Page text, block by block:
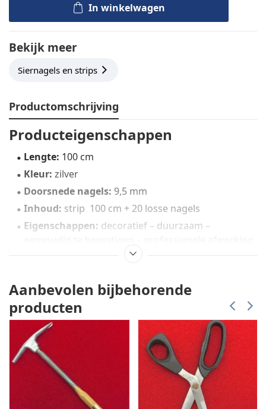
In winkelwagen
Bekijk meer
Siernagels en strips
Productomschrijving
Producteigenschappen
Lengte: 100 cm
Kleur: zilver
Doorsnede nagels: 9,5 mm
Inhoud: strip 100 cm + 20 losse nagels
Eigenschappen: decoratief – duurzaam –
afwerking van gestoffeerde meubels,
Verkrijgbaarheid:online te bestellen of op te halen
in onze showroom in
Aanbevolen bijbehorende
producten